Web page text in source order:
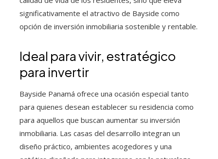
significativamente el atractivo de Bayside como
opción de inversión inmobiliaria sostenible y rentable.
Ideal para vivir, estratégico
para invertir
Bayside Panamá ofrece una ocasión especial tanto
para quienes desean establecer su residencia como
para aquellos que buscan aumentar su inversión
inmobiliaria. Las casas del desarrollo integran un
diseño práctico, ambientes acogedores y una